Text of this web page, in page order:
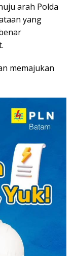
arah Polda
yang
memajukan